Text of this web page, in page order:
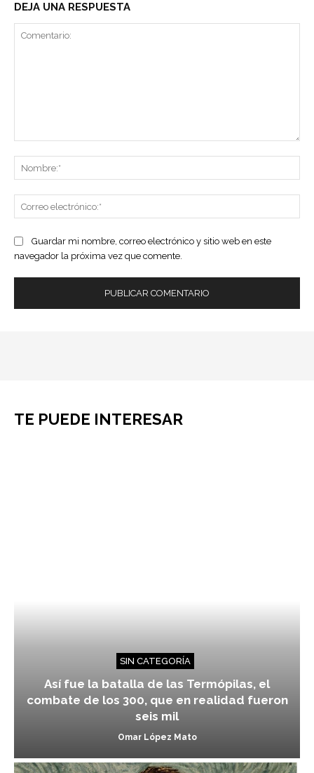
DEJA UNA RESPUESTA
Guardar mi nombre, correo electrónico y sitio web en este
navegador la próxima vez que comente.
TE PUEDE INTERESAR
SIN CATEGORÍA
Así fue la batalla de las Termópilas, el
combate de los 300, que en realidad fueron
seis mil
Omar López Mato